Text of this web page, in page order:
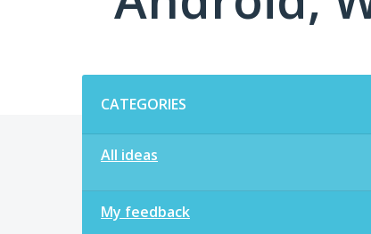
CATEGORIES
All ideas
My feedback